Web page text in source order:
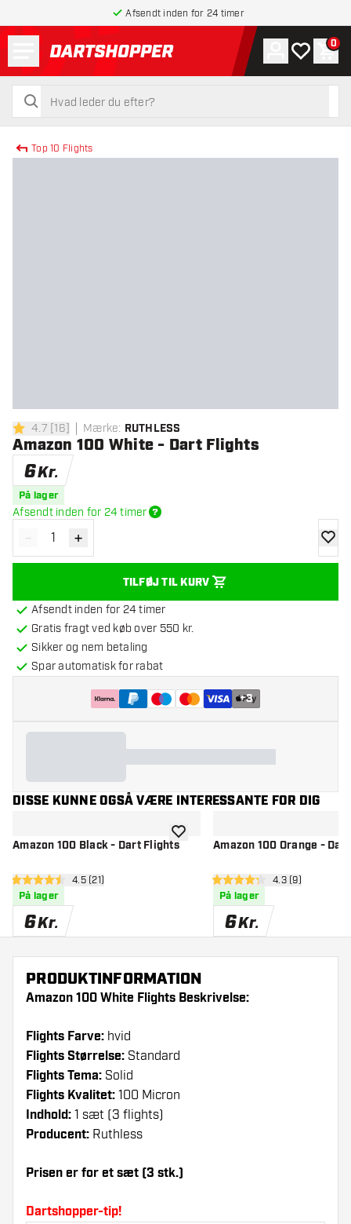
Afsendt inden for 24 timer
tilbage til forsiden
søg
søg
Konto
Min 0
Top 10 Flights
4.7 bedømmelsesstjerner
4.7 [16] Mærke: RUTHLESS
Amazon 100 White - Dart Flights
6Kr.
På lager
Afsendt inden for 24 timer
Reducér antal
- Øg antal
+
TILFØJ TIL KURV
Afsendt inden for 24 timer
Gratis fragt ved køb over 550 kr.
Sikker og nem betaling
Spar automatisk for rabat
+3
DISSE KUNNE OGSÅ VÆRE INTERESSANTE FOR DIG
Amazon 100 Black - Dart Flights
åbn anmeldelsespanel
4.5 bedømmelsesstjerner
4.5 (21)
På lager
6Kr.
tilføje til ønskeliste
Amazon 100 Orange -
åbn
4.3 bedømmelsesstjerner
4.3 (9)
På lager
6Kr.
PRODUKTINFORMATION
Amazon 100 White Flights Beskrivelse:
Flights Farve: hvid
Flights Størrelse: Standard
Flights Tema: Solid
Flights Kvalitet: 100 Micron
Indhold: 1 sæt (3 flights)
Producent: Ruthless
Prisen er for et sæt (3 stk.)
Dartshopper-tip!